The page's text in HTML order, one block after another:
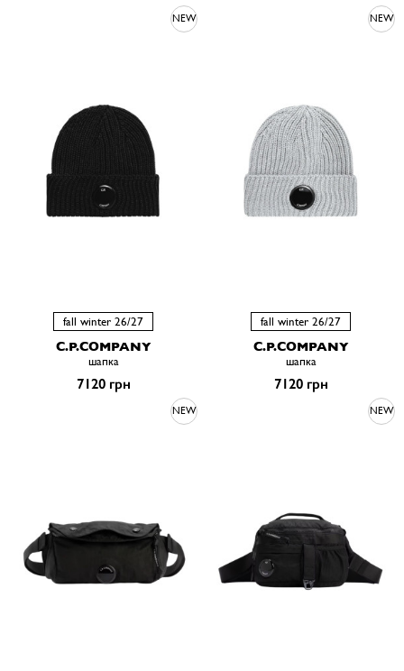
NEW
fall winter 26/27
C.P.COMPANY
шапка
7120 грн
NEW
fall winter 26/27
C.P.COMPANY
шапка
7120 грн
NEW NEW